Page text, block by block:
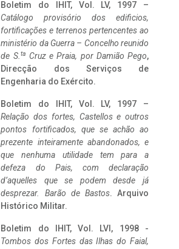
Boletim do IHIT, Vol. LV, 1997 –
Catálogo provisório dos edificios,
fortificações e terrenos pertencentes ao
ministério da Guerra – Concelho reunido
de S. ta Cruz e Praia, por Damião Pego,
Direcção dos Serviços de
Engenharia do Exército.
Boletim do IHIT, Vol. LV, 1997 –
Relação dos fortes, Castellos e outros
pontos fortificados, que se achão ao
prezente inteiramente abandonados, e
que nenhuma utilidade tem para a
defeza do Pais, com declaração
d’aquelles que se podem desde já
desprezar. Barão de Bastos. Arquivo
Histórico Militar.
Boletim do IHIT, Vol. LVI, 1998 -
Tombos dos Fortes das Ilhas do Faial,